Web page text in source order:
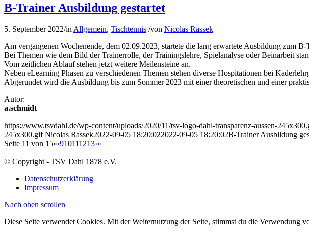
B-Trainer Ausbildung gestartet
5. September 2022/in Allgemein, Tischtennis /von Nicolas Rassek
Am vergangenen Wochenende, dem 02.09.2023, startete die lang erwartete Ausbildung zum
Bei Themen wie dem Bild der Trainerrolle, der Trainingslehre, Spielanalyse oder Beinarbeit
Vom zeitlichen Ablauf stehen jetzt weitere Meilensteine an.
Neben eLearning Phasen zu verschiedenen Themen stehen diverse Hospitationen bei
Abgerundet wird die Ausbildung bis zum Sommer 2023 mit einer theoretischen und einer
Autor:
a.schmidt
https://www.tsvdahl.de/wp-content/uploads/2020/11/tsv-logo-dahl-transparenz-aussen-
245x300.gif Nicolas Rassek2022-09-05 18:20:022022-09-05 18:20:02B-Trainer Ausbildung
Seite 11 von 15«‹910111213›»
© Copyright - TSV Dahl 1878 e.V.
Datenschutzerklärung
Impressum
Nach oben scrollen
Diese Seite verwendet Cookies. Mit der Weiternutzung der Seite, stimmst du die Verwendung